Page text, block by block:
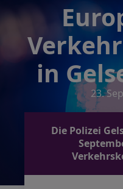
in
23.
Die Polizei